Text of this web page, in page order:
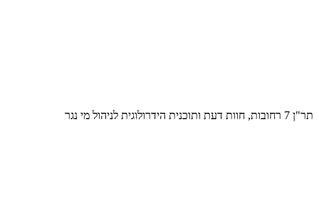
תר"ן 7 רחובות, חוות דעת ותוכנית הידרולוגית לניהול מי נגר